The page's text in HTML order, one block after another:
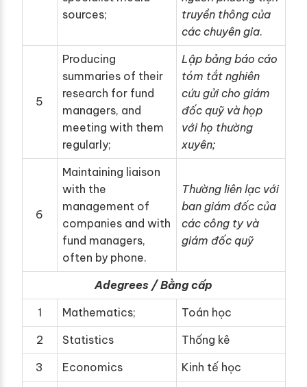
sources;
truyền thông của
các chuyên gia.
5
Producing
summaries of their
research for fund
managers, and
meeting with them
regularly;
Lập bảng báo cáo
tóm tắt nghiên
cứu gửi cho giám
đốc quỹ và họp
với họ thường
xuyên;
6
Maintaining liaison
with the
management of
companies and with
fund managers,
often by phone.
Thường liên lạc với
ban giám đốc của
các công ty và
giám đốc quỹ
Adegrees / Bằng cấp
1
Mathematics;
Toán học
2
Statistics
Thống kê
3
Economics
Kinh tế học